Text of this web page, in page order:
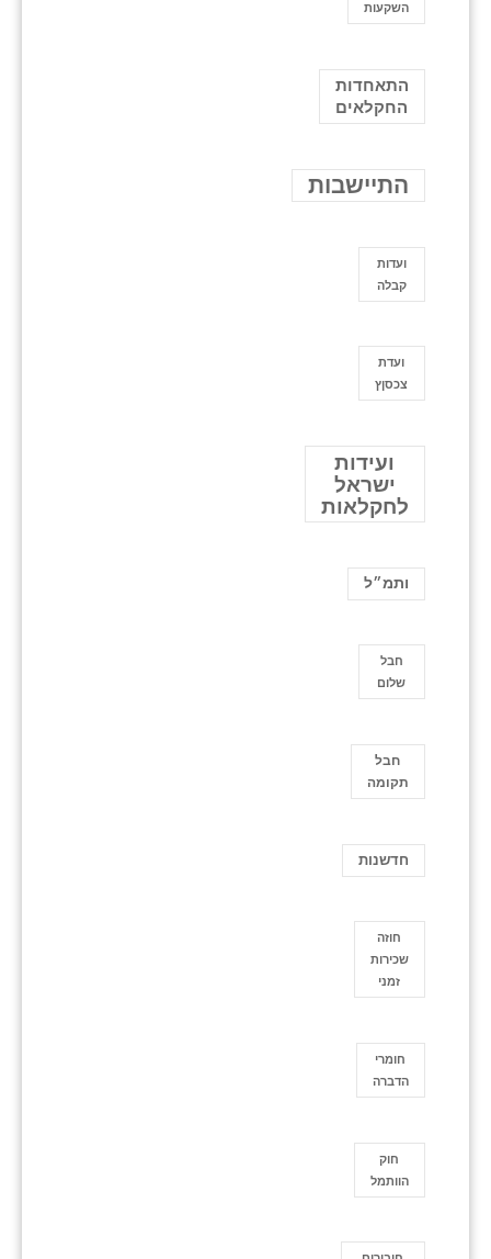
השקעות
התאחדות
החקלאים
התיישבות
ועדות
קבלה
ועדת
צכסןץ
ועידות
ישראל
לחקלאות
ותמ״ל
חבל
שלום
חבל
תקומה
חדשנות
חוזה
שכירות
זמני
חומרי
הדברה
חוק
הוותמל